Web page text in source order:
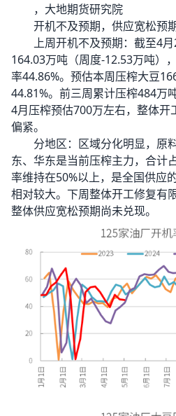
，大地期货研究院
开机不及预期，供应宽松预
上周开机不及预期：截至4月
164.03万吨（周度-12.53万吨）
率44.86%。预估本周压榨大豆
44.81%。前三周累计压榨484万
4月压榨预估700万左右，整体开
偏紧。
分地区：区域分化明显，原
东、华东是当前压榨主力，合计
率维持在50%以上，是全国供应
相对较大。下周整体开工修复有
整体供应宽松预期尚未兑现。